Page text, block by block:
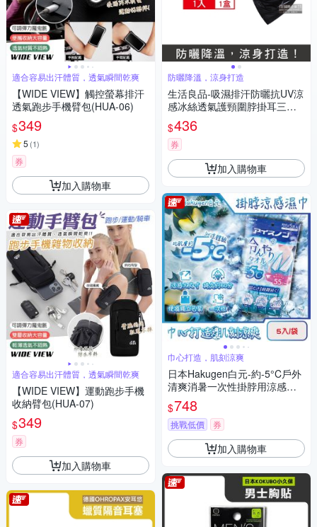
適合容易出汗體質，透氣瞬間乾爽
【WIDE VIEW】觸控螢幕排汗
透氣跑步手機臂包(HUA-06)
$349
5 (1)
券
加入購物車
適合容易出汗體質，透氣瞬間乾爽
【WIDE VIEW】運動跑步手機
收納臂包(HUA-07)
$349
券
加入購物車
防曬降溫，涼身打造
生活良品-吸濕排汗防曬抗UV涼
感冰絲透氣護頸圍脖掛耳三角
巾面罩1入/袋 2款可選 (騎車外
送,登山釣魚,環島路跑,高爾夫運
動遮陽蒙面口罩)
$436
券
加入購物車
巾心打造，肌刻涼爽
日本Hakugen白元-約-5°C戶外
清爽消暑一次性掛脖用涼感濕
巾5入/藍袋(大尺寸55X30cm冰
涼巾,脖圍冷領巾便攜隨身包,拋
棄式旅遊通勤運動巾)
$748
挑戰低價 券
加入購物車